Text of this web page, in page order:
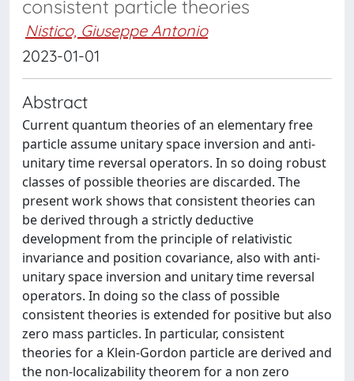
consistent particle theories
Nistico, Giuseppe Antonio
2023-01-01
Abstract
Current quantum theories of an elementary free
particle assume unitary space inversion and anti-
unitary time reversal operators. In so doing robust
classes of possible theories are discarded. The
present work shows that consistent theories can
be derived through a strictly deductive
development from the principle of relativistic
invariance and position covariance, also with anti-
unitary space inversion and unitary time reversal
operators. In doing so the class of possible
consistent theories is extended for positive but also
zero mass particles. In particular, consistent
theories for a Klein-Gordon particle are derived and
the non-localizability theorem for a non zero